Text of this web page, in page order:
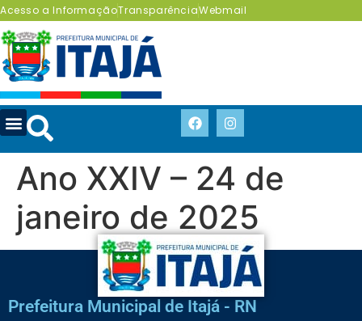
Acesso a InformaçãoTransparênciaWebmail
Ano XXIV – 24 de
janeiro de 2025
Prefeitura Municipal de Itajá - RN